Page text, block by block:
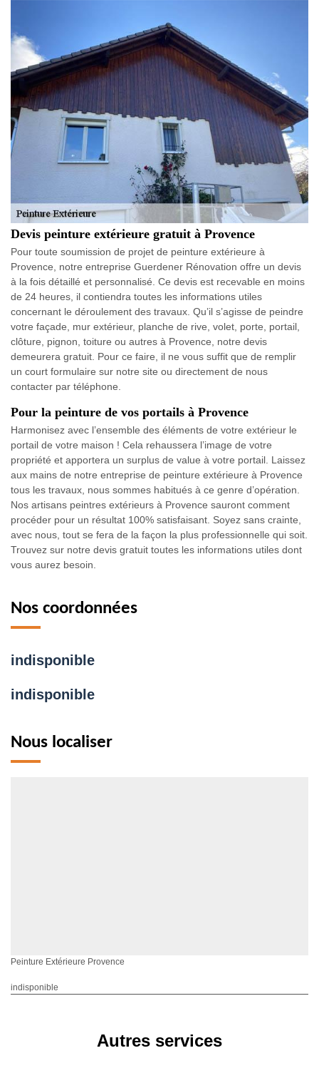
Devis peinture extérieure gratuit à Provence
Pour toute soumission de projet de peinture extérieure à
Provence, notre entreprise Guerdener Rénovation offre un devis
à la fois détaillé et personnalisé. Ce devis est recevable en moins
de 24 heures, il contiendra toutes les informations utiles
concernant le déroulement des travaux. Qu’il s’agisse de peindre
votre façade, mur extérieur, planche de rive, volet, porte, portail,
clôture, pignon, toiture ou autres à Provence, notre devis
demeurera gratuit. Pour ce faire, il ne vous suffit que de remplir
un court formulaire sur notre site ou directement de nous
contacter par téléphone.
Pour la peinture de vos portails à Provence
Harmonisez avec l’ensemble des éléments de votre extérieur le
portail de votre maison ! Cela rehaussera l’image de votre
propriété et apportera un surplus de value à votre portail. Laissez
aux mains de notre entreprise de peinture extérieure à Provence
tous les travaux, nous sommes habitués à ce genre d’opération.
Nos artisans peintres extérieurs à Provence sauront comment
procéder pour un résultat 100% satisfaisant. Soyez sans crainte,
avec nous, tout se fera de la façon la plus professionnelle qui soit.
Trouvez sur notre devis gratuit toutes les informations utiles dont
vous aurez besoin.
Nos coordonnées
indisponible
indisponible
Nous localiser
Peinture Extérieure Provence
indisponible
Autres services